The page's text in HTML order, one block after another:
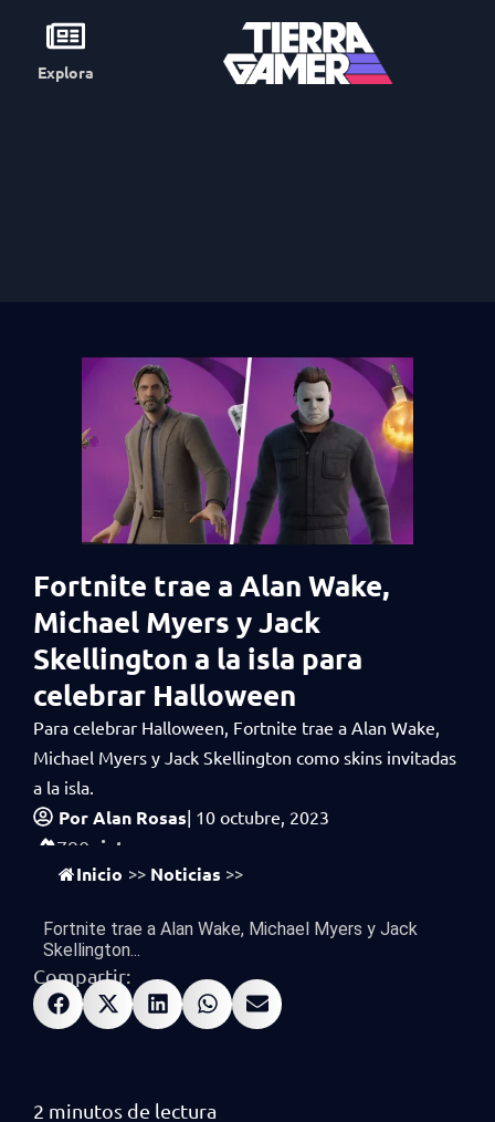
Explora
Fortnite trae a Alan Wake,
Michael Myers y Jack
Skellington a la isla para
celebrar Halloween
Para celebrar Halloween, Fortnite trae a Alan Wake,
Michael Myers y Jack Skellington como skins invitadas
a la isla.
PorAlan Rosas| 10 octubre, 2023
790 vistas
Inicio >> Noticias >>
Fortnite trae a Alan Wake, Michael Myers y Jack
Skellington...
Compartir: